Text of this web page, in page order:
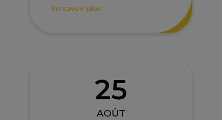
En savoir plus
25
AOÛT